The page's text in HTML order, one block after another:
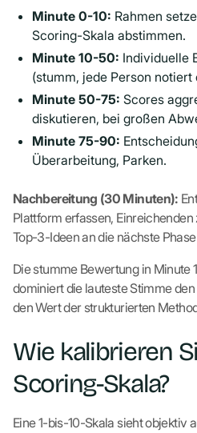
Minute 0-10: Rahmen
Scoring-Skala abstimmen.
Minute 10-50: Individuelle
(stumm, jede Person notiert
Minute 50-75: Scores
diskutieren, bei großen
Minute 75-90:
Überarbeitung, Parken.
Nachbereitung (30 Minuten):
Plattform erfassen,
Top-3-Ideen an die nächste
Die stumme Bewertung in Minute
dominiert die lauteste Stimme
den Wert der strukturierten
Wie kalibrieren
Scoring-Skala?
Eine 1-bis-10-Skala sieht objektiv